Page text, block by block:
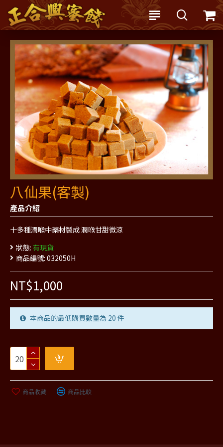
八仙果(客製)
產品介紹
十多種潤喉中藥材製成 潤喉甘甜微涼
狀態: 有現貨
商品編號: 032050H
NT$1,000
商品收藏 商品比較
本商品的最低購買數量為 20 件